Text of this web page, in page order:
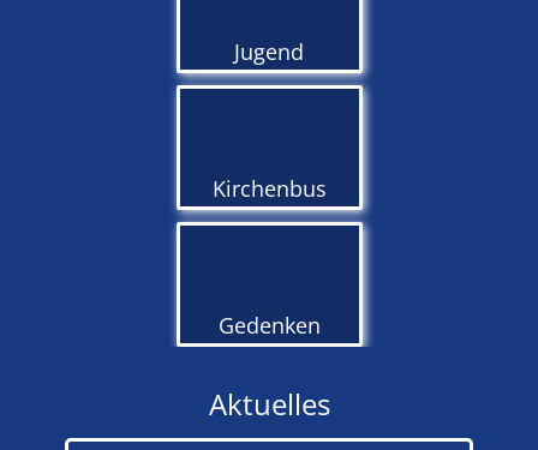
Jugend
Kirchenbus
Gedenken
Aktuelles